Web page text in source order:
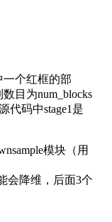
个红框的部
目为num_blocks
代码中stage1是
模块（用
会降维，后面3个